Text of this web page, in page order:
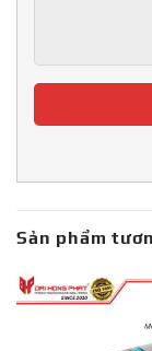
Sản phẩm